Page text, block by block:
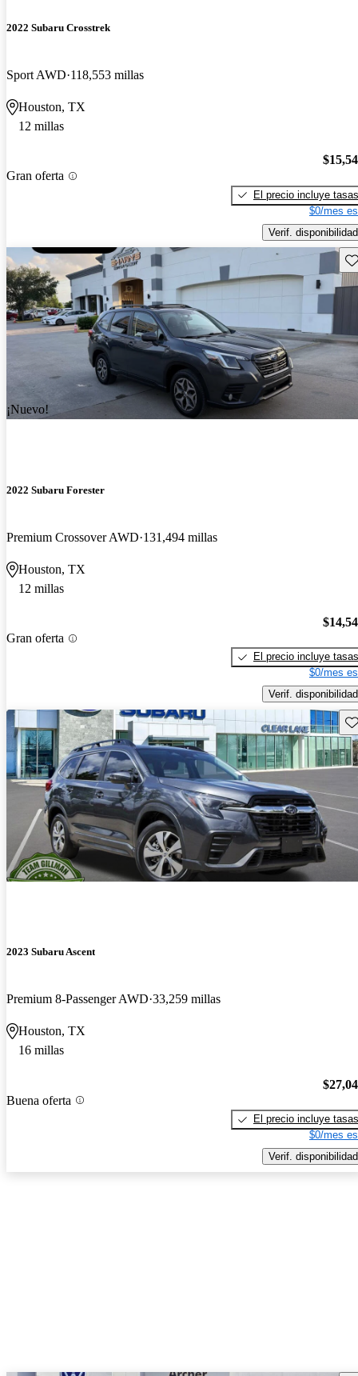
2022 Subaru Crosstrek
Sport AWD 118,553 millas
Houston, TX
12 millas
Gran oferta
El precio incluye tasas
$0/mes
Verif. disponibilidad
¡Nuevo!
2022 Subaru Forester
Premium Crossover AWD 131,494 millas
Houston, TX
12 millas
Gran oferta
El precio incluye tasas
$0/mes
Verif. disponibilidad
2023 Subaru Ascent
Premium 8-Passenger AWD 33,259 millas
Houston, TX
16 millas
Buena oferta
El precio incluye tasas
$0/mes
Verif. disponibilidad